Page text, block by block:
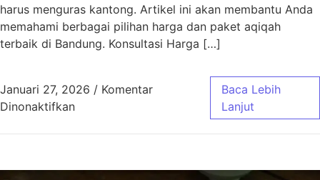
harus menguras kantong. Artikel ini akan membantu Anda
memahami berbagai pilihan harga dan paket aqiqah
terbaik di Bandung. Konsultasi Harga […]
Januari 27, 2026 / Komentar
Dinonaktifkanpada Harga Aqiqah Bandung Terbaik Se-
Baca Lebih
Lanjut